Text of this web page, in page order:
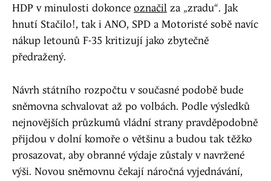
HDP v minulosti dokonce označil za „zradu“. Jak
hnutí Stačilo!, tak i ANO, SPD a Motoristé sobě navíc
nákup letounů F-35 kritizují jako zbytečně
předražený.
Návrh státního rozpočtu v současné podobě bude
sněmovna schvalovat až po volbách. Podle výsledků
nejnovějších průzkumů vládní strany pravděpodobně
přijdou v dolní komoře o většinu a budou tak těžko
prosazovat, aby obranné výdaje zůstaly v navržené
výši. Novou sněmovnu čekají náročná vyjednávání,